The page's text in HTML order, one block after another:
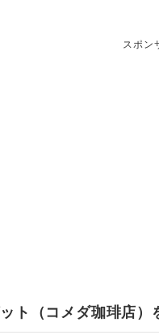
スポン
ト（コメダ珈琲店）